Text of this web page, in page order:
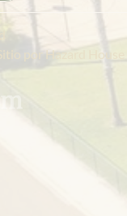
Sitio por Hazard House